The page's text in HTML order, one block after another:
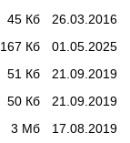
26.03.2016
45 Кб
01.05.2025
167 Кб
21.09.2019
51 Кб
21.09.2019
50 Кб
17.08.2019
3 Мб